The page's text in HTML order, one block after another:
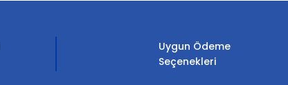
Uygun Ödeme
Seçenekleri